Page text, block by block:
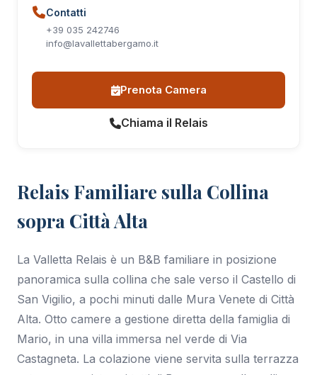
Relais Familiare sulla Collina
sopra Città Alta
La Valletta Relais è un B&B familiare in posizione
panoramica sulla collina che sale verso il Castello di
San Vigilio, a pochi minuti dalle Mura Venete di Città
Alta. Otto camere a gestione diretta della famiglia di
Mario, in una villa immersa nel verde di Via
Castagneta. La colazione viene servita sulla terrazza
Contatti
+39 035 242746
info@lavallettabergamo.it
Prenota Camera
Chiama il Relais